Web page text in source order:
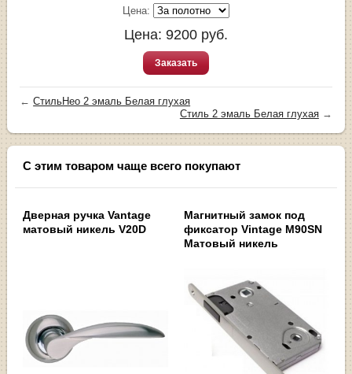
Цена:
Цена: 9200 руб.
Заказать
←СтильНео 2 эмаль Белая глухая
Стиль 2 эмаль Белая глухая→
С этим товаром чаще всего покупают
Дверная ручка Vantage
матовый никель V20D
Магнитный замок под
фиксатор Vintage M90SN
Матовый никель